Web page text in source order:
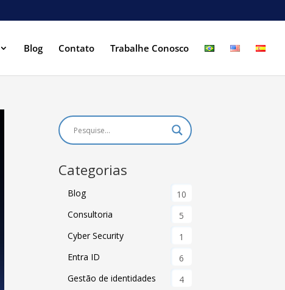
Blog Contato Trabalhe Conosco
Categorias
Blog
10
Consultoria
5
Cyber Security
1
Entra ID
6
Gestão de identidades
4